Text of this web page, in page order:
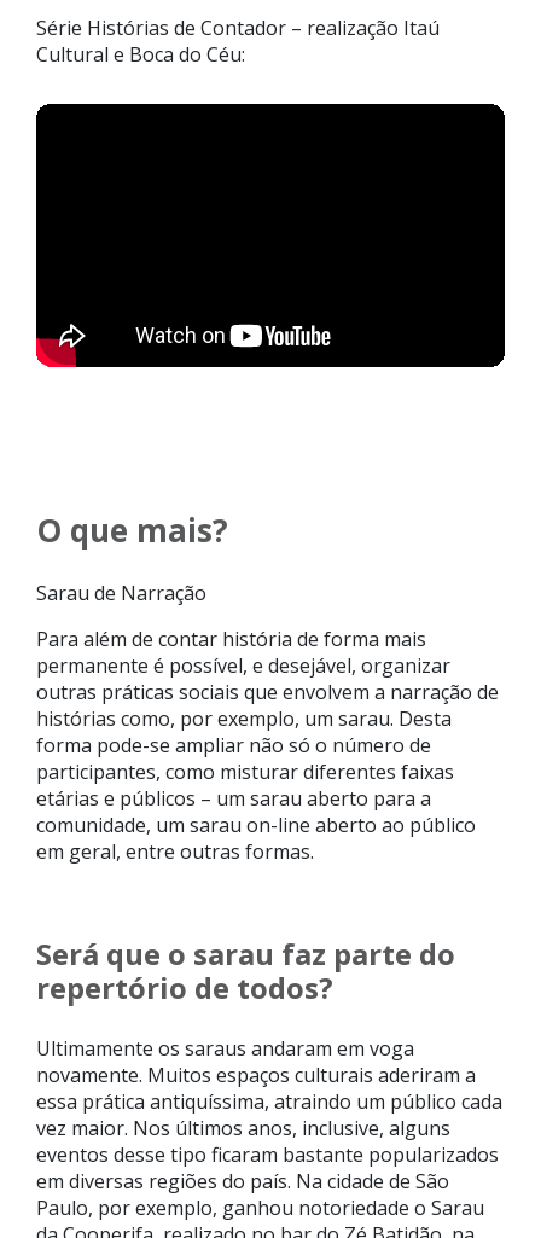
Série Histórias de Contador – realização Itaú
Cultural e Boca do Céu:
O que mais?
Sarau de Narração
Para além de contar história de forma mais
permanente é possível, e desejável, organizar
outras práticas sociais que envolvem a narração de
histórias como, por exemplo, um sarau. Desta
forma pode-se ampliar não só o número de
participantes, como misturar diferentes faixas
etárias e públicos – um sarau aberto para a
comunidade, um sarau on-line aberto ao público
em geral, entre outras formas.
Será que o sarau faz parte do
repertório de todos?
Ultimamente os saraus andaram em voga
novamente. Muitos espaços culturais aderiram a
essa prática antiquíssima, atraindo um público cada
vez maior. Nos últimos anos, inclusive, alguns
eventos desse tipo ficaram bastante popularizados
em diversas regiões do país. Na cidade de São
Paulo, por exemplo, ganhou notoriedade o Sarau